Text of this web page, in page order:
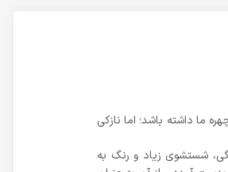
ما داشته باشد؛ اما نازکی
مای در حجم 400 میل است. اگر وسایل حرارتی، آلودگی، شستشوی زیاد و رنگ به